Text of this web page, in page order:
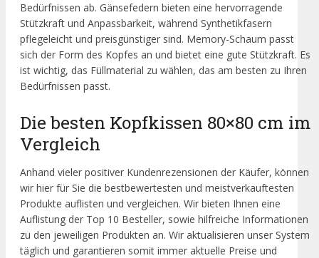
Bedürfnissen ab. Gänsefedern bieten eine hervorragende
Stützkraft und Anpassbarkeit, während Synthetikfasern
pflegeleicht und preisgünstiger sind. Memory-Schaum passt
sich der Form des Kopfes an und bietet eine gute Stützkraft. Es
ist wichtig, das Füllmaterial zu wählen, das am besten zu Ihren
Bedürfnissen passt.
Die besten Kopfkissen 80×80 cm im
Vergleich
Anhand vieler positiver Kundenrezensionen der Käufer, können
wir hier für Sie die bestbewertesten und meistverkauftesten
Produkte auflisten und vergleichen. Wir bieten Ihnen eine
Auflistung der Top 10 Besteller, sowie hilfreiche Informationen
zu den jeweiligen Produkten an. Wir aktualisieren unser System
täglich und garantieren somit immer aktuelle Preise und